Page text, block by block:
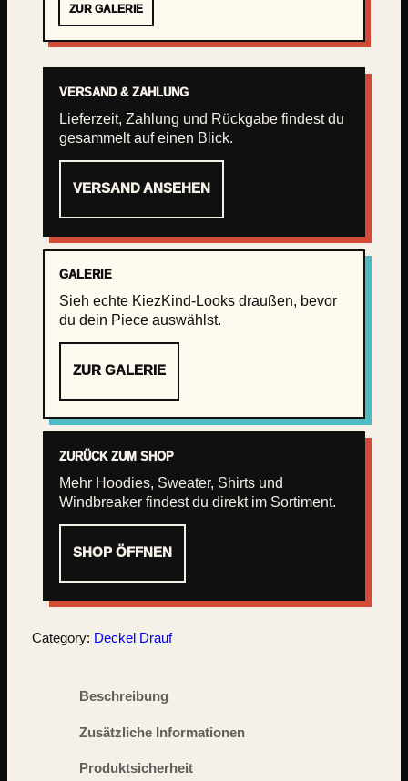
ZUR GALERIE
VERSAND & ZAHLUNG
Lieferzeit, Zahlung und Rückgabe findest du
gesammelt auf einen Blick.
VERSAND ANSEHEN
GALERIE
Sieh echte KiezKind-Looks draußen, bevor
du dein Piece auswählst.
ZUR GALERIE
ZURÜCK ZUM SHOP
Mehr Hoodies, Sweater, Shirts und
Windbreaker findest du direkt im Sortiment.
SHOP ÖFFNEN
Category: Deckel Drauf
Beschreibung
Zusätzliche Informationen
Produktsicherheit